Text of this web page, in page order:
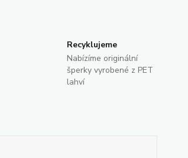
Recyklujeme
Nabízíme originální
šperky vyrobené z PET
lahví